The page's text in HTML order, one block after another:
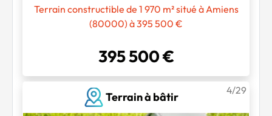
Terrain constructible de 1 970 m² situé à Amiens
(80000) à 395 500 €
395 500 €
Terrain à bâtir
4/29